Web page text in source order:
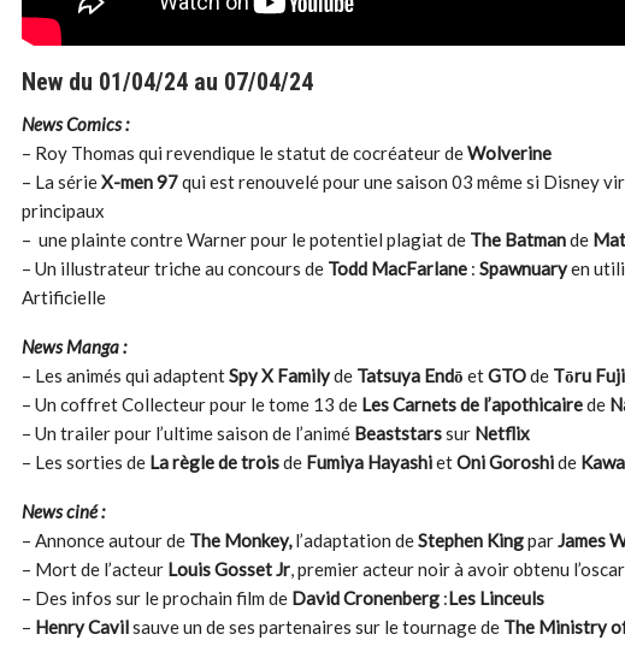
New du 01/04/24 au 07/04/24
News Comics :
– Roy Thomas qui revendique le statut de cocréateur deWolverine
– La sérieX-men 97qui est renouvelé pour une saison 03 même si Disney
principaux
– une plainte contre Warner pour le potentiel plagiat de The Batmande
– Un illustrateur triche au concours de Todd MacFarlane :Spawnuaryen
Artificielle
News Manga :
– Les animés qui adaptentSpy X Familyde Tatsuya Endō etGTOde Tōru
– Un coffret Collecteur pour le tome 13 de Les Carnets de l’apothicairede
– Un trailer pour l’ultime saison de l’animé Beaststarssur Netflix
– Les sorties de La règle de troisde Fumiya HayashietOni Goroshide
News ciné :
– Annonce autour de The Monkey,l’adaptation deStephen KingparJames
– Mort de l’acteur Louis Gosset Jr, premier acteur noir à avoir obtenu
– Des infos sur le prochain film de David Cronenberg :Les Linceuls
– Henry Cavilsauve un de ses partenaires sur le tournage de The Ministry